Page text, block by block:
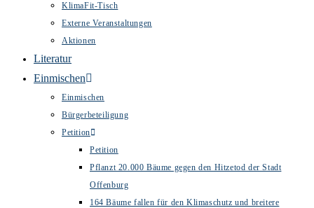
KlimaFit-Tisch
Externe Veranstaltungen
Aktionen
Literatur
Einmischen
Einmischen
Bürgerbeteiligung
Petition
Petition
Pflanzt 20.000 Bäume gegen den Hitzetod der Stadt
Offenburg
164 Bäume fallen für den Klimaschutz und breitere